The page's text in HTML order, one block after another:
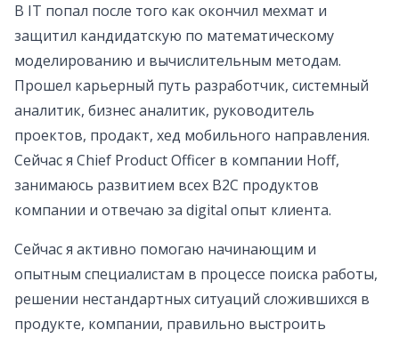
В IT попал после того как окончил мехмат и
защитил кандидатскую по математическому
моделированию и вычислительным методам.
Прошел карьерный путь разработчик, системный
аналитик, бизнес аналитик, руководитель
проектов, продакт, хед мобильного направления.
Сейчас я Chief Product Officer в компании Hoff,
занимаюсь развитием всех B2C продуктов
компании и отвечаю за digital опыт клиента.
Сейчас я активно помогаю начинающим и
опытным специалистам в процессе поиска работы,
решении нестандартных ситуаций сложившихся в
продукте, компании, правильно выстроить